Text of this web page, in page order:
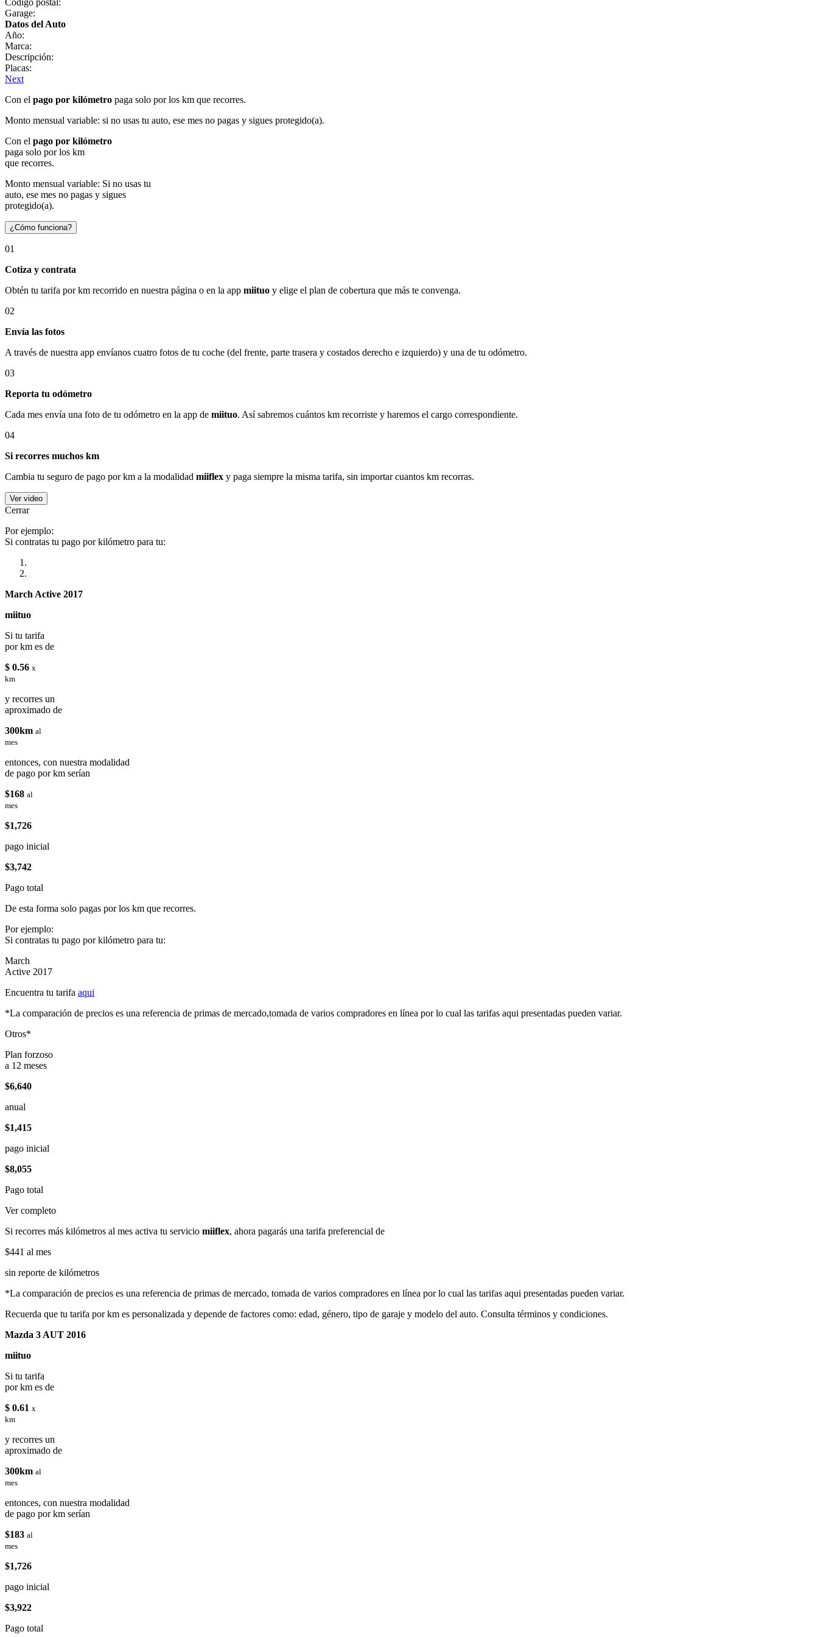
Garage:
Datos del Auto
Año:
Marca:
Descripción:
Placas:
Next
Con el pago por kilómetro paga solo por los km que recorres.
Monto mensual variable: si no usas tu auto, ese mes no pagas y sigues protegido(a).
Con el pago por kilómetro
paga solo por los km
que recorres.
Monto mensual variable: Si no usas tu
auto, ese mes no pagas y sigues
protegido(a).
¿Cómo funciona?
01
Cotiza y contrata
Obtén tu tarifa por km recorrido en nuestra página o en la app miituo y elige el plan de cobertura que más te convenga.
02
Envía las fotos
A través de nuestra app envíanos cuatro fotos de tu coche (del frente, parte trasera y costados derecho e izquierdo) y una de tu odómetro.
03
Reporta tu odómetro
Cada mes envía una foto de tu odómetro en la app de miituo. Así sabremos cuántos km recorriste y haremos el cargo correspondiente.
04
Si recorres muchos km
Cambia tu seguro de pago por km a la modalidad miiflex y paga siempre la misma tarifa, sin importar cuantos km recorras.
Ver video
Cerrar
Por ejemplo:
Si contratas tu pago por kilómetro para tu:
March Active 2017
miituo
Si tu tarifa
por km es de
$ 0.56 x
km
y recorres un
aproximado de
300km al
mes
entonces, con nuestra modalidad
de pago por km serían
$168 al
mes
$1,726
pago inicial
$3,742
Pago total
De esta forma solo pagas por los km que recorres.
Por ejemplo:
Si contratas tu pago por kilómetro para tu:
March
Active 2017
Encuentra tu tarifa aqui
*La comparación de precios es una referencia de primas de mercado,tomada de varios compradores en línea por lo cual las tarifas aqui presentadas pueden variar.
Otros*
Plan forzoso
a 12 meses
$6,640
anual
$1,415
pago inicial
$8,055
Pago total
Ver completo
Si recorres más kilómetros al mes activa tu servicio miiflex, ahora pagarás una tarifa preferencial de
$441 al mes
sin reporte de kilómetros
*La comparación de precios es una referencia de primas de mercado, tomada de varios compradores en línea por lo cual las tarifas aqui presentadas pueden variar.
Recuerda que tu tarifa por km es personalizada y depende de factores como: edad, género, tipo de garaje y modelo del auto. Consulta términos y condiciones.
Mazda 3 AUT 2016
miituo
Si tu tarifa
por km es de
$ 0.61 x
km
y recorres un
aproximado de
300km al
mes
entonces, con nuestra modalidad
de pago por km serían
$183 al
mes
$1,726
pago inicial
$3,922
Pago total